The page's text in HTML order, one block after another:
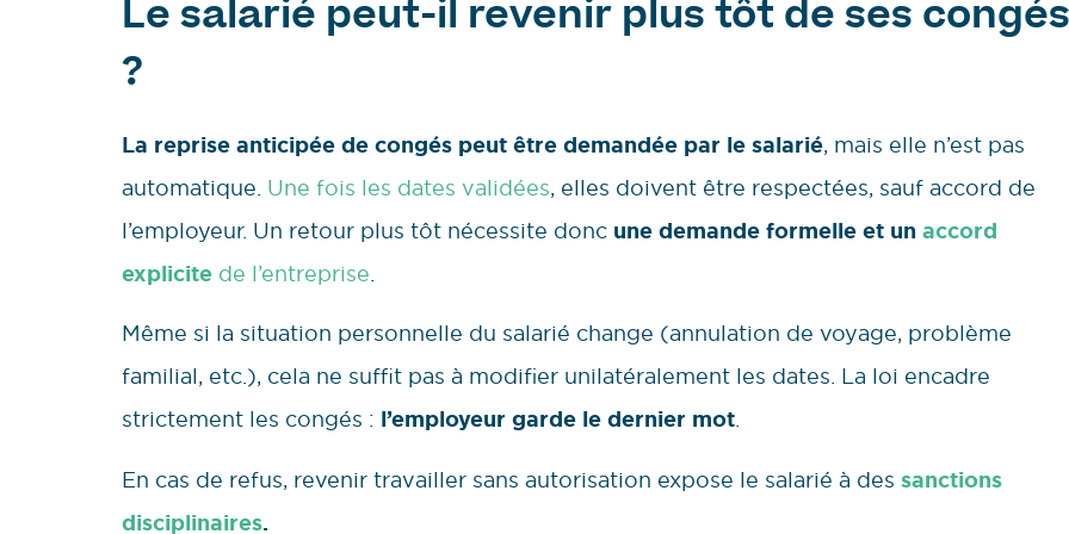
Le salarié peut-il revenir plus tôt de ses congés
?
La reprise anticipée de congés peut être demandée par le salarié, mais elle n’est pas
automatique. Une fois les dates validées, elles doivent être respectées, sauf accord de
l’employeur. Un retour plus tôt nécessite donc une demande formelle et un accord
explicite de l’entreprise.
Même si la situation personnelle du salarié change (annulation de voyage, problème
familial, etc.), cela ne suffit pas à modifier unilatéralement les dates. La loi encadre
strictement les congés : l’employeur garde le dernier mot.
En cas de refus, revenir travailler sans autorisation expose le salarié à des sanctions
disciplinaires.